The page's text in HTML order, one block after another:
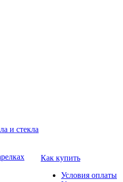
и стекла
Как купить
Условия оплаты